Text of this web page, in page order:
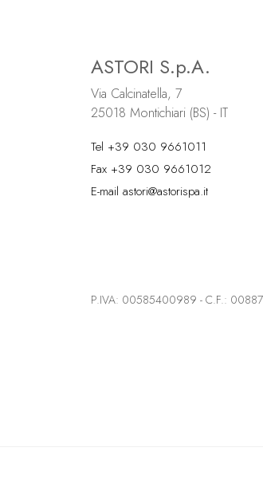
ASTORI S.p.A.
Via Calcinatella, 7
25018 Montichiari (BS) - IT
Tel +39 030 9661011
Fax +39 030 9661012
E-mail astori@astorispa.it
P.IVA: 00585400989 - C.F.: